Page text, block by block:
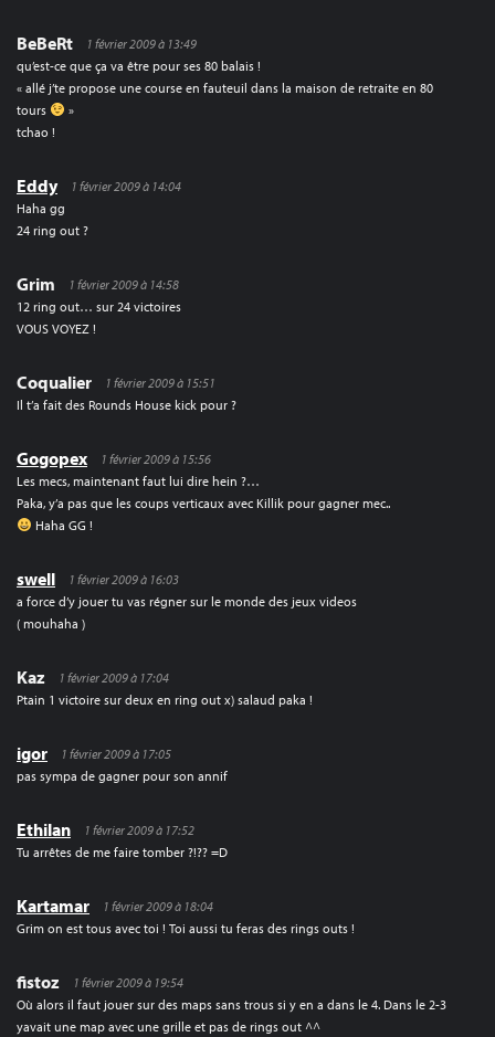
BeBeRt
1 février 2009 à 13:49
qu’est-ce que ça va être pour ses 80 balais !
« allé j’te propose une course en fauteuil dans la maison de retraite en 80
tours
»
tchao !
Eddy
1 février 2009 à 14:04
Haha gg
24 ring out ?
Grim
1 février 2009 à 14:58
12 ring out… sur 24 victoires
VOUS VOYEZ !
Coqualier
1 février 2009 à 15:51
Il t’a fait des Rounds House kick pour ?
Gogopex
1 février 2009 à 15:56
Les mecs, maintenant faut lui dire hein ?…
Paka, y’a pas que les coups verticaux avec Killik pour gagner mec..
Haha GG !
swell
1 février 2009 à 16:03
a force d’y jouer tu vas régner sur le monde des jeux videos
( mouhaha )
Kaz
1 février 2009 à 17:04
Ptain 1 victoire sur deux en ring out x) salaud paka !
igor
1 février 2009 à 17:05
pas sympa de gagner pour son annif
Ethilan
1 février 2009 à 17:52
Tu arrêtes de me faire tomber ?!?? =D
Kartamar
1 février 2009 à 18:04
Grim on est tous avec toi ! Toi aussi tu feras des rings outs !
fistoz
1 février 2009 à 19:54
Où alors il faut jouer sur des maps sans trous si y en a dans le 4. Dans le 2-3
yavait une map avec une grille et pas de rings out ^^